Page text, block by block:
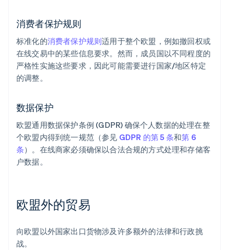
消费者保护规则
标准化的消费者保护规则适用于整个欧盟，例如撤回权或
在线交易中的某些信息要求。然而，成员国以不同程度的
严格性实施这些要求，因此可能需要进行国家/地区特定
的调整。
数据保护
欧盟通用数据保护条例 (GDPR) 确保个人数据的处理在整
个欧盟内得到统一规范（参见 GDPR 的第 5 条和第 6
条）。在线商家必须确保以合法合规的方式处理和存储客
户数据。
欧盟外的贸易
向欧盟以外国家出口货物涉及许多额外的法律和行政挑
战。